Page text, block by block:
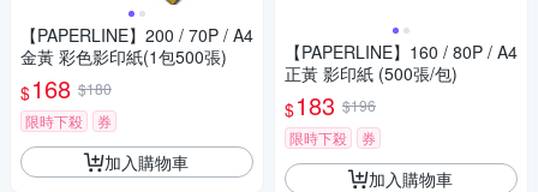
【PAPERLINE】200 / 70P / A4
金黃 彩色影印紙(1包500張)
$168 $180
限時下殺
券
加入購物車
【PAPERLINE】160 / 80P / A4
正黃 影印紙 (500張/包)
$183 $196
限時下殺
券
加入購物車